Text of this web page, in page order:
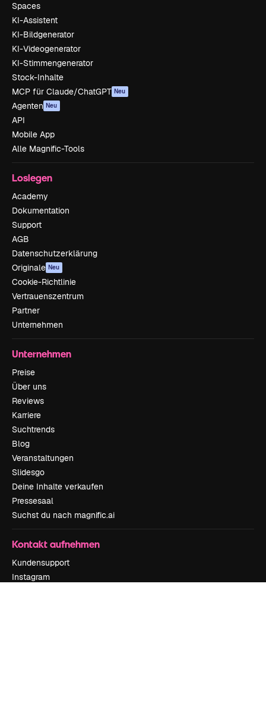
Spaces
KI-Assistent
KI-Bildgenerator
KI-Videogenerator
KI-Stimmengenerator
Stock-Inhalte
MCP für Claude/ChatGPT Neu
Agenten Neu
API
Mobile App
Alle Magnific-Tools
Loslegen
Academy
Dokumentation
Support
AGB
Datenschutzerklärung
Originale Neu
Cookie-Richtlinie
Vertrauenszentrum
Partner
Unternehmen
Unternehmen
Preise
Über uns
Reviews
Karriere
Suchtrends
Blog
Veranstaltungen
Slidesgo
Deine Inhalte verkaufen
Pressesaal
Suchst du nach magnific.ai
Kontakt aufnehmen
Kundensupport
Instagram